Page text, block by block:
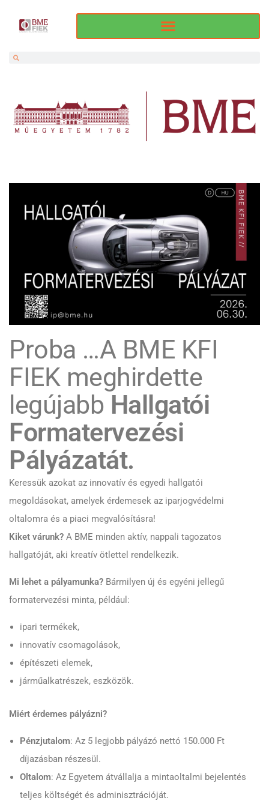
Proba …A BME KFI
FIEK meghirdette
legújabb Hallgatói
Formatervezési
Pályázatát.
Keressük azokat az innovatív és egyedi hallgatói
megoldásokat, amelyek érdemesek az iparjogvédelmi
oltalomra és a piaci megvalósításra!
Kiket várunk? A BME minden aktív, nappali tagozatos
hallgatóját, aki kreatív ötlettel rendelkezik.
Mi lehet a pályamunka? Bármilyen új és egyéni jellegű
formatervezési minta, például:
ipari termékek,
innovatív csomagolások,
építészeti elemek,
járműalkatrészek, eszközök.
Miért érdemes pályázni?
Pénzjutalom: Az 5 legjobb pályázó nettó 150.000 Ft
díjazásban részesül.
Oltalom: Az Egyetem átvállalja a mintaoltalmi bejelentés
teljes költségét és adminisztrációját.